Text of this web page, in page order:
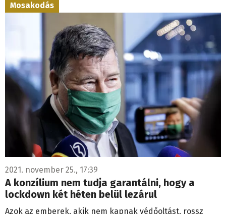
Mosakodás
2021. november 25., 17:39
A konzílium nem tudja garantálni, hogy a
lockdown két héten belül lezárul
Azok az emberek, akik nem kapnak védőoltást, rossz